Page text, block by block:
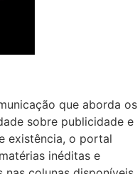
que aborda os
sobre publicidade e
existência, o portal
inéditas e